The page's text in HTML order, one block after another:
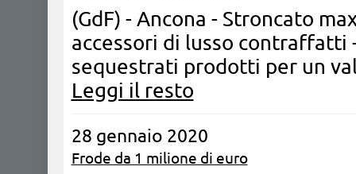
(GdF) - Ancona - Stroncato
accessori di lusso contraffatti
sequestrati prodotti per un
Leggi il resto
28 gennaio 2020
Frode da 1 milione di euro